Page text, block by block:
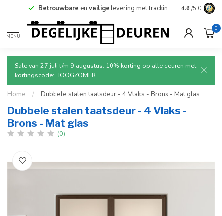
Betrouwbareenveiligelevering met tracking. 4.6 /5.0
MENU
0
Sale van 27 juli t/m 9 augustus: 10% korting op alle deuren met
kortingscode: HOOGZOMER
Home / Dubbele stalen taatsdeur - 4 Vlaks - Brons - Mat glas
Dubbele stalen taatsdeur - 4 Vlaks -
Brons - Mat glas
(0)